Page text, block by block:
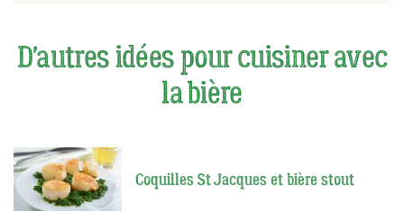
D'autres idées pour cuisiner avec
la bière
Coquilles St Jacques et bière stout